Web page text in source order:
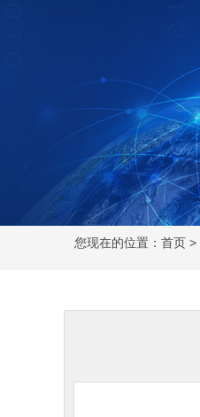
您现在的位置： 首页 >